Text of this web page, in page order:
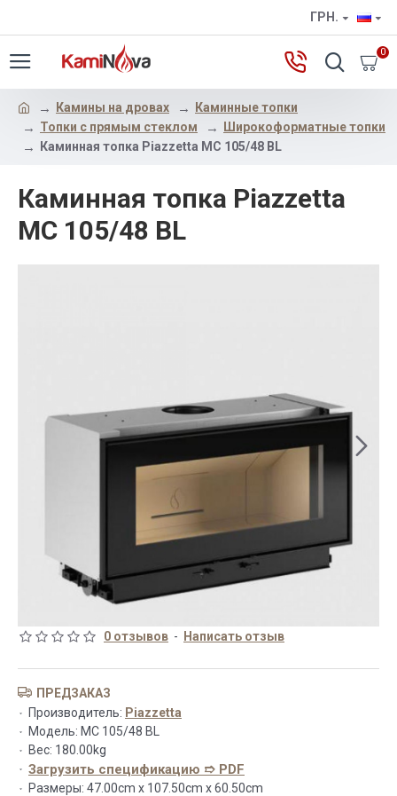
ГРН.
0
Камины на дровах
Каминные топки
Топки с прямым стеклом
Широкоформатные топки
Каминная топка Piazzetta MC 105/48 BL
Каминная топка Piazzetta
MC 105/48 BL
0 отзывов - Написать отзыв
ПРЕДЗАКАЗ
Производитель: Piazzetta
Модель: MC 105/48 BL
Вес: 180.00kg
Загрузить спецификацию ➱ PDF
Размеры: 47.00cm x 107.50cm x 60.50cm